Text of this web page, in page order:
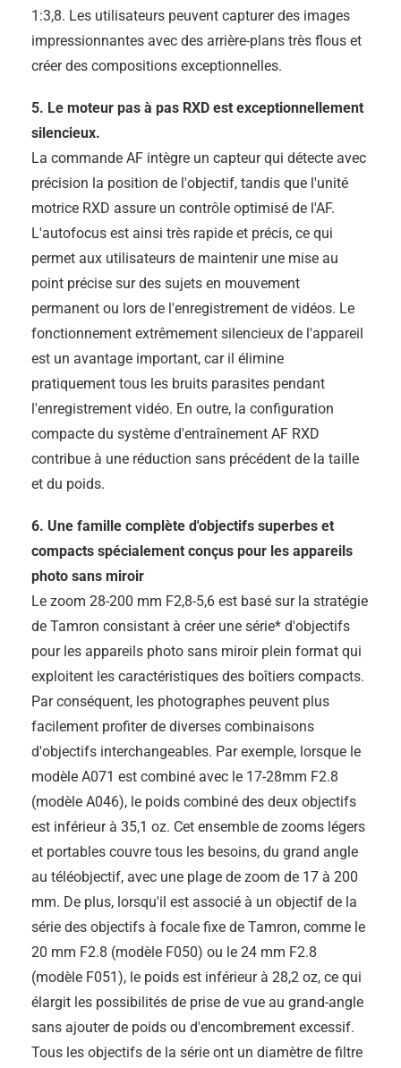
1:3,8. Les utilisateurs peuvent capturer des images
impressionnantes avec des arrière-plans très flous et
créer des compositions exceptionnelles.
5. Le moteur pas à pas RXD est exceptionnellement
silencieux.
La commande AF intègre un capteur qui détecte avec
précision la position de l'objectif, tandis que l'unité
motrice RXD assure un contrôle optimisé de l'AF.
L'autofocus est ainsi très rapide et précis, ce qui
permet aux utilisateurs de maintenir une mise au
point précise sur des sujets en mouvement
permanent ou lors de l'enregistrement de vidéos. Le
fonctionnement extrêmement silencieux de l'appareil
est un avantage important, car il élimine
pratiquement tous les bruits parasites pendant
l'enregistrement vidéo. En outre, la configuration
compacte du système d'entraînement AF RXD
contribue à une réduction sans précédent de la taille
et du poids.
6. Une famille complète d'objectifs superbes et
compacts spécialement conçus pour les appareils
photo sans miroir
Le zoom 28-200 mm F2,8-5,6 est basé sur la stratégie
de Tamron consistant à créer une série* d'objectifs
pour les appareils photo sans miroir plein format qui
exploitent les caractéristiques des boîtiers compacts.
Par conséquent, les photographes peuvent plus
facilement profiter de diverses combinaisons
d'objectifs interchangeables. Par exemple, lorsque le
modèle A071 est combiné avec le 17-28mm F2.8
(modèle A046), le poids combiné des deux objectifs
est inférieur à 35,1 oz. Cet ensemble de zooms légers
et portables couvre tous les besoins, du grand angle
au téléobjectif, avec une plage de zoom de 17 à 200
mm. De plus, lorsqu'il est associé à un objectif de la
série des objectifs à focale fixe de Tamron, comme le
20 mm F2.8 (modèle F050) ou le 24 mm F2.8
(modèle F051), le poids est inférieur à 28,2 oz, ce qui
élargit les possibilités de prise de vue au grand-angle
sans ajouter de poids ou d'encombrement excessif.
Tous les objectifs de la série ont un diamètre de filtre